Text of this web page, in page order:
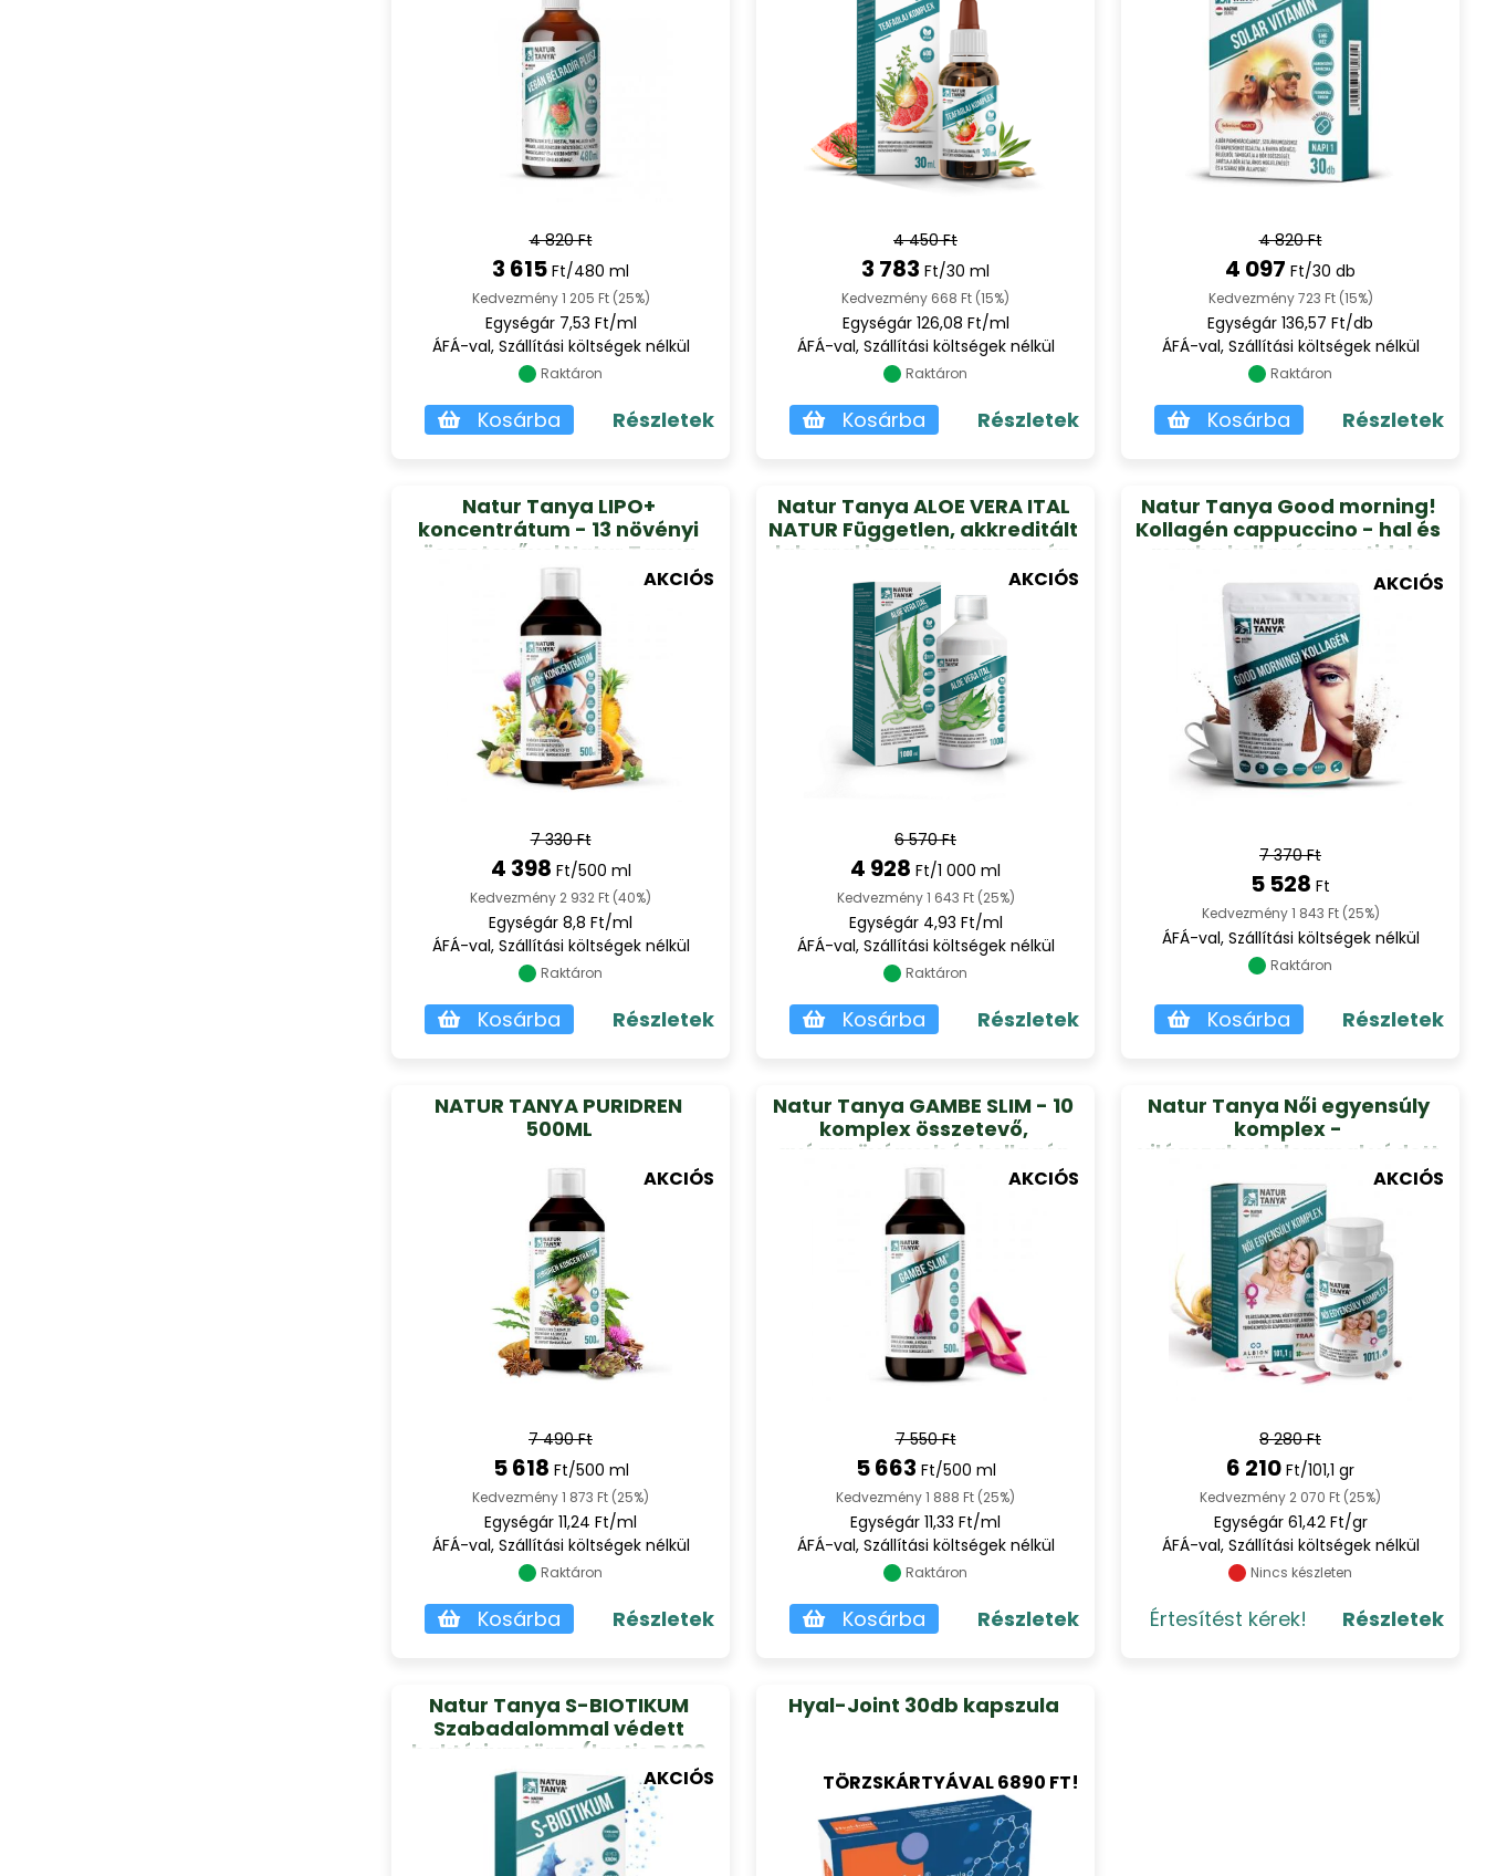
4 820 Ft
3 615 Ft/480 ml
Kedvezmény 1 205 Ft (25%)
Egységár 7,53 Ft/ml
ÁFÁ-val, Szállítási költségek nélkül
Raktáron
Kosárba Részletek
formában 30ml
4 450 Ft
3 783 Ft/30 ml
Kedvezmény 668 Ft (15%)
Egységár 126,08 Ft/ml
ÁFÁ-val, Szállítási költségek nélkül
Raktáron
Kosárba Részletek
mellett a barna bőrért 30db
4 820 Ft
4 097 Ft/30 db
Kedvezmény 723 Ft (15%)
Egységár 136,57 Ft/db
ÁFÁ-val, Szállítási költségek nélkül
Raktáron
Kosárba Részletek
AKCIÓS
Natur Tanya LIPO+
koncentrátum - 13 növényi
összetevővel Natur Tanya
500ml
7 330 Ft
4 398 Ft/500 ml
Kedvezmény 2 932 Ft (40%)
Egységár 8,8 Ft/ml
ÁFÁ-val, Szállítási költségek nélkül
Raktáron
Kosárba Részletek
AKCIÓS
Natur Tanya ALOE VERA ITAL
NATUR Független, akkreditált
laborral igazolt acemannán
tartalommal 1000 ml 1l
6 570 Ft
4 928 Ft/1 000 ml
Kedvezmény 1 643 Ft (25%)
Egységár 4,93 Ft/ml
ÁFÁ-val, Szállítási költségek nélkül
Raktáron
Kosárba Részletek
AKCIÓS
Natur Tanya Good morning!
Kollagén cappuccino - hal és
marha kollagén peptidek,
biotin, C-vitamin és cink-
biszglicinát Natur Tanya
20adag
7 370 Ft
5 528 Ft
Kedvezmény 1 843 Ft (25%)
ÁFÁ-val, Szállítási költségek nélkül
Raktáron
Kosárba Részletek
AKCIÓS
NATUR TANYA PURIDREN
500ML
7 490 Ft
5 618 Ft/500 ml
Kedvezmény 1 873 Ft (25%)
Egységár 11,24 Ft/ml
ÁFÁ-val, Szállítási költségek nélkül
Raktáron
Kosárba Részletek
AKCIÓS
Natur Tanya GAMBE SLIM - 10
komplex összetevő,
gyógynövények és kollagén
peptidek folyékony
koncentrátuma 500 ml
7 550 Ft
5 663 Ft/500 ml
Kedvezmény 1 888 Ft (25%)
Egységár 11,33 Ft/ml
ÁFÁ-val, Szállítási költségek nélkül
Raktáron
Kosárba Részletek
AKCIÓS
Natur Tanya Női egyensúly
komplex -
világszabadalommal védett
összetevőkkel is formulázva
101,1g
8 280 Ft
6 210 Ft/101,1 gr
Kedvezmény 2 070 Ft (25%)
Egységár 61,42 Ft/gr
ÁFÁ-val, Szállítási költségek nélkül
Nincs készleten
Értesítést kérek! Részletek
AKCIÓS
Natur Tanya S-BIOTIKUM
Szabadalommal védett
baktériumtörzs (lactis B420
HOWARU), 10 milliárd élőflóra
adagonként, szerves
krómmal 30db
TÖRZSKÁRTYÁVAL 6890 FT!
Hyal-Joint 30db kapszula